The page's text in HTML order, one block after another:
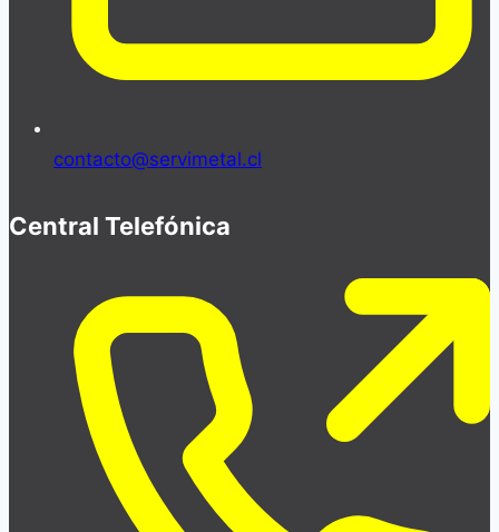
contacto@servimetal.cl
Central Telefónica